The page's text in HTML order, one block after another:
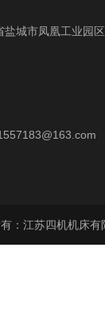
盐城市凤凰工业园区
：江苏四机机床